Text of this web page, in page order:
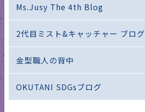
Ms.Jusy The 4th Blog
2代目ミスト&キャッチャー ブログ
金型職人の背中
OKUTANI SDGsブログ